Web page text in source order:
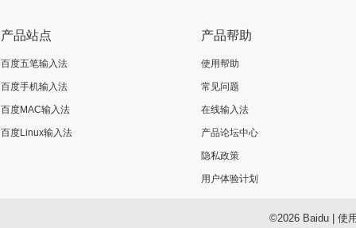
产品站点
百度五笔输入法
百度手机输入法
百度MAC输入法
百度Linux输入法
产品帮助
使用帮助
常见问题
在线输入法
产品论坛中心
隐私政策
用户体验计划
©2026 Baidu| 使